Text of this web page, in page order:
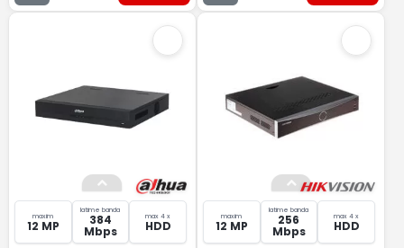
maxim
12 MP
latime banda
384
Mbps
max 4 x
HDD
maxim
12 MP
latime banda
256
Mbps
max 4 x
HDD